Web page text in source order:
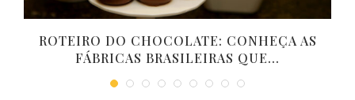
ROTEIRO DO CHOCOLATE: CONHEÇA AS
FÁBRICAS BRASILEIRAS QUE...